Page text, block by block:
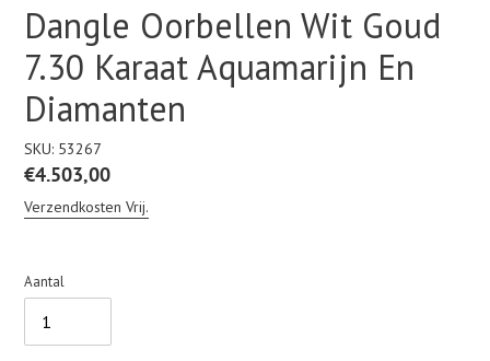
Dangle Oorbellen Wit Goud
7.30 Karaat Aquamarijn En
Diamanten
SKU: 53267
Normale
prijs
€4.503,00
Verzendkosten Vrij.
Aantal